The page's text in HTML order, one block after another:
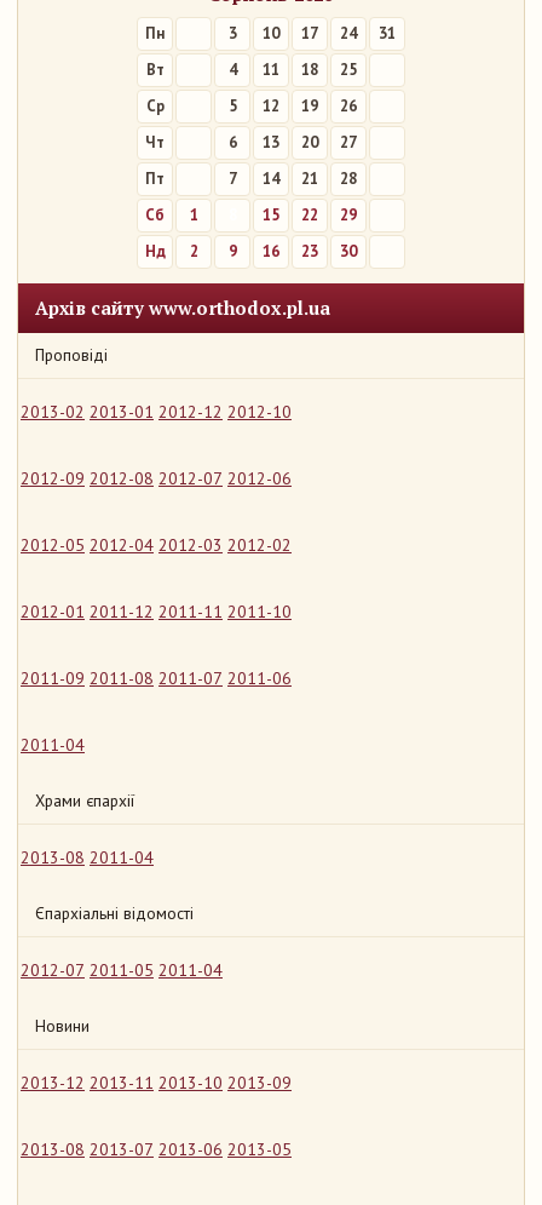
Пн 3 10 17 24
31
Вт
4 11 18
25
Ср
5 12 19
26
Чт
6 13 20
27
Пт
7 14 21
28
Сб
1 15 22
29
Нд
2 9 16 23 30
Архів сайту www.orthodox.pl.ua
Проповіді
2013-02 2013-01 2012-12 2012-10
2012-09 2012-08 2012-07 2012-06
2012-05 2012-04 2012-03 2012-02
2012-01 2011-12 2011-11 2011-10
2011-09 2011-08 2011-07 2011-06
2011-04
Храми єпархії
2013-08 2011-04
Єпархіальні відомості
2012-07 2011-05 2011-04
Новини
2013-12 2013-11 2013-10 2013-09
2013-08 2013-07 2013-06 2013-05